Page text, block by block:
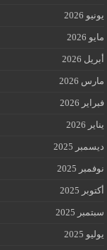
يونيو 2026
مايو 2026
أبريل 2026
مارس 2026
فبراير 2026
يناير 2026
ديسمبر 2025
نوفمبر 2025
أكتوبر 2025
سبتمبر 2025
يوليو 2025